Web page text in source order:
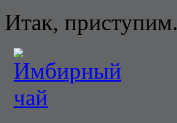
Итак, приступим.